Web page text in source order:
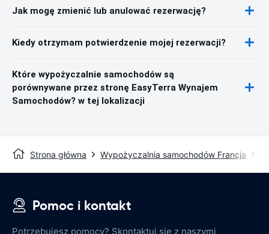
Jak mogę zmienić lub anulować rezerwację?
Kiedy otrzymam potwierdzenie mojej rezerwacji?
Które wypożyczalnie samochodów są
porównywane przez stronę EasyTerra Wynajem
Samochodów? w tej lokalizacji
Strona główna Wypożyczalnia samochodów Francja
Pomoc i kontakt
Potrzebujesz pomocy? Skontaktuj się z naszymi